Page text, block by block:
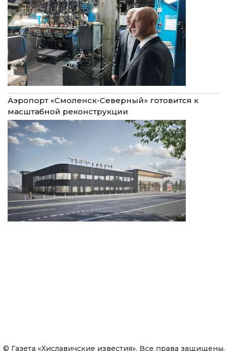
Аэропорт «Смоленск-Северный» готовится к
масштабной реконструкции
© Газета «Хиславичские известия». Все права защищены.